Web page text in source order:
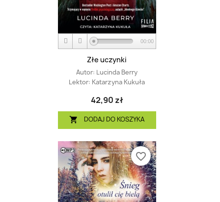
00:00
Złe uczynki
Autor: Lucinda Berry
Lektor: Katarzyna Kukuła
42,90 zł
 DODAJ DO KOSZYKA
favorite_border